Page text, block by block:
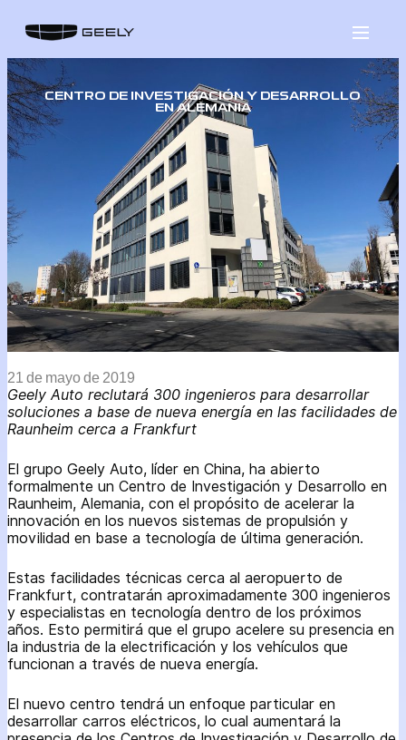
CENTRO DE INVESTIGACIÓN Y DESARROLLO
EN ALEMANIA
21 de mayo de 2019
Geely Auto reclutará 300 ingenieros para desarrollar
soluciones a base de nueva energía en las facilidades de
Raunheim cerca a Frankfurt
El grupo Geely Auto, líder en China, ha abierto
formalmente un Centro de Investigación y Desarrollo en
Raunheim, Alemania, con el propósito de acelerar la
innovación en los nuevos sistemas de propulsión y
movilidad en base a tecnología de última generación.
Estas facilidades técnicas cerca al aeropuerto de
Frankfurt, contratarán aproximadamente 300 ingenieros
y especialistas en tecnología dentro de los próximos
años. Esto permitirá que el grupo acelere su presencia en
la industria de la electrificación y los vehículos que
funcionan a través de nueva energía.
El nuevo centro tendrá un enfoque particular en
desarrollar carros eléctricos, lo cual aumentará la